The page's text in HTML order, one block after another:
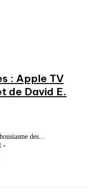
: Apple TV
de David E.
des...
-